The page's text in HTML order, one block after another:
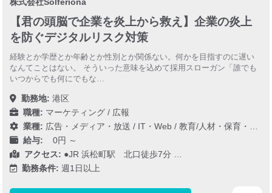
【君の頭脳で企業を炎上から救え】企業の炎上
を防ぐデジタルリスク対策
経験とか学歴とか年齢とか性別とか関係ない。何かを目指すのに遅い
なんてことはない。 そういった意味を込めて採用スローガン「誰でも
いつからでも何にでもな…
勤務地: 港区
職種: マーケティング / 広報
業種: 広告・メディア・放送 / IT・Web /教育/人材・保育・医療/介護/福祉
給与: 0円 ～
アクセス: ●JR 浜松町駅 北口徒歩7分 …
勤務条件: 週1日以上